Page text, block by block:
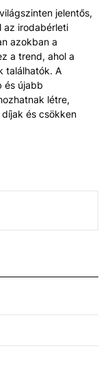
jelentős,
az irodabérleti
azokban a
a trend, ahol a
találhatók. A
és újabb
létre,
és csökken